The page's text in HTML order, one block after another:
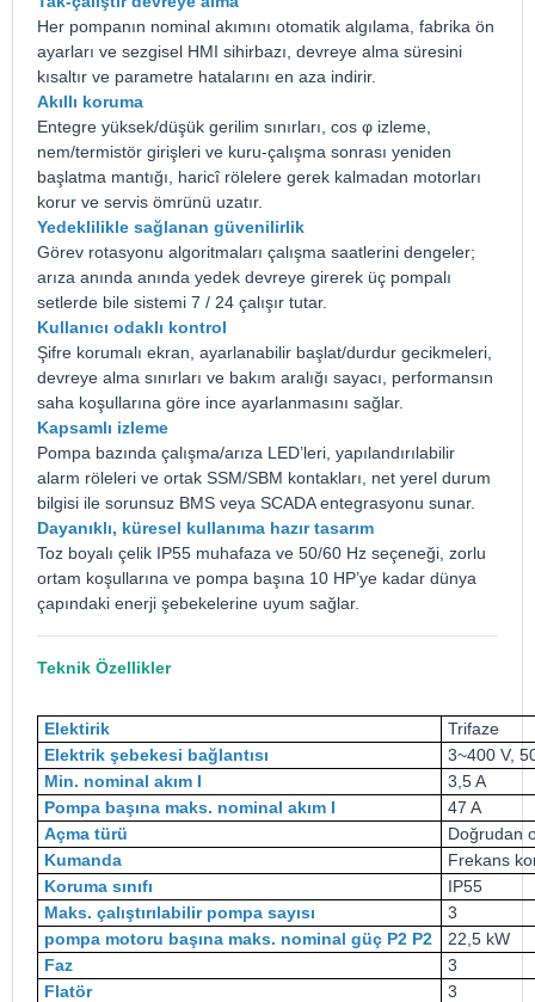
Her pompanın nominal akımını otomatik algılama, fabrika ön
ayarları ve sezgisel HMI sihirbazı, devreye alma süresini
kısaltır ve parametre hatalarını en aza indirir.
Akıllı koruma
Entegre yüksek/düşük gerilim sınırları, cos φ izleme,
nem/termistör girişleri ve kuru-çalışma sonrası yeniden
başlatma mantığı, haricî rölelere gerek kalmadan motorları
korur ve servis ömrünü uzatır.
Yedeklilikle sağlanan güvenilirlik
Görev rotasyonu algoritmaları çalışma saatlerini dengeler;
arıza anında anında yedek devreye girerek üç pompalı
setlerde bile sistemi 7 / 24 çalışır tutar.
Kullanıcı odaklı kontrol
Şifre korumalı ekran, ayarlanabilir başlat/durdur gecikmeleri,
devreye alma sınırları ve bakım aralığı sayacı, performansın
saha koşullarına göre ince ayarlanmasını sağlar.
Kapsamlı izleme
Pompa bazında çalışma/arıza LED’leri, yapılandırılabilir
alarm röleleri ve ortak SSM/SBM kontakları, net yerel durum
bilgisi ile sorunsuz BMS veya SCADA entegrasyonu sunar.
Dayanıklı, küresel kullanıma hazır tasarım
Toz boyalı çelik IP55 muhafaza ve 50/60 Hz seçeneği, zorlu
ortam koşullarına ve pompa başına 10 HP’ye kadar dünya
çapındaki enerji şebekelerine uyum sağlar.
Teknik Özellikler
Elektirik
Trifaze
Elektrik şebekesi bağlantısı
3~400 V,
Min. nominal akım I
3,5 A
Pompa başına maks. nominal akım I
47 A
Açma türü
Doğrudan
Kumanda
Frekans
Koruma sınıfı
IP55
Maks. çalıştırılabilir pompa sayısı
3
pompa motoru başına maks. nominal güç P2 P2
22,5 kW
Faz
3
Flatör
3